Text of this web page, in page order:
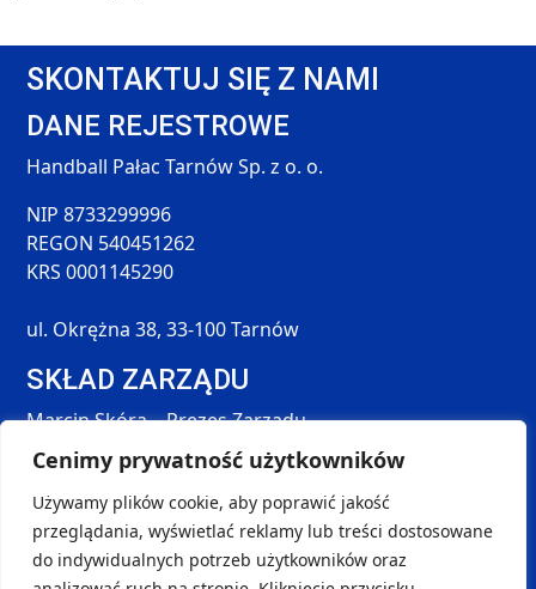
Cenimy prywatność użytkowników
Używamy plików cookie, aby poprawić jakość
przeglądania, wyświetlać reklamy lub treści dostosowane
do indywidualnych potrzeb użytkowników oraz
SKONTAKTUJ SIĘ Z NAMI
DANE REJESTROWE
Handball Pałac Tarnów Sp. z o. o.
NIP 8733299996
REGON 540451262
KRS 0001145290
ul. Okrężna 38, 33-100 Tarnów
SKŁAD ZARZĄDU
Marcin Skóra – Prezes Zarządu
Maciej Hołda – Członek Zarządu
Tomasz Śmieszek – Członek Zarządu
DANE KONTAKTOWE
kontakt@handball-palac.pl SOCIAL MEDIA